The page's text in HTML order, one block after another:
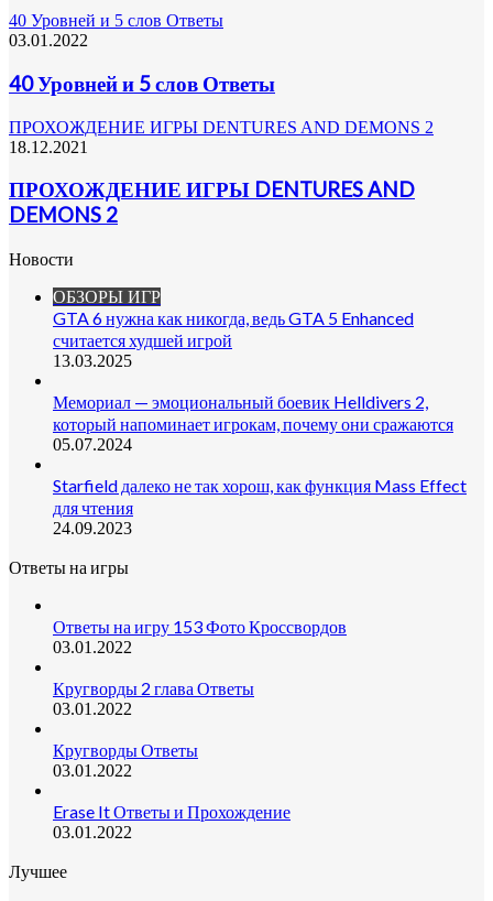
40 Уровней и 5 слов Ответы
03.01.2022
40 Уровней и 5 слов Ответы
ПРОХОЖДЕНИЕ ИГРЫ DENTURES AND DEMONS 2
18.12.2021
ПРОХОЖДЕНИЕ ИГРЫ DENTURES AND
DEMONS 2
Новости
ОБЗОРЫ ИГР
GTA 6 нужна как никогда, ведь GTA 5 Enhanced
считается худшей игрой
13.03.2025
Мемориал — эмоциональный боевик Helldivers 2,
который напоминает игрокам, почему они сражаются
05.07.2024
Starfield далеко не так хорош, как функция Mass Effect
для чтения
24.09.2023
Ответы на игры
Ответы на игру 153 Фото Кроссвордов
03.01.2022
Кругворды 2 глава Ответы
03.01.2022
Кругворды Ответы
03.01.2022
Erase It Ответы и Прохождение
03.01.2022
Лучшее